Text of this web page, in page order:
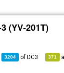
(YV-201T)
3204 of DC3 371